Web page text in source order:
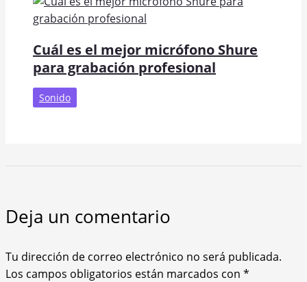
Cuál es el mejor micrófono Shure
para grabación profesional
Sonido
Deja un comentario
Tu dirección de correo electrónico no será publicada.
Los campos obligatorios están marcados con *